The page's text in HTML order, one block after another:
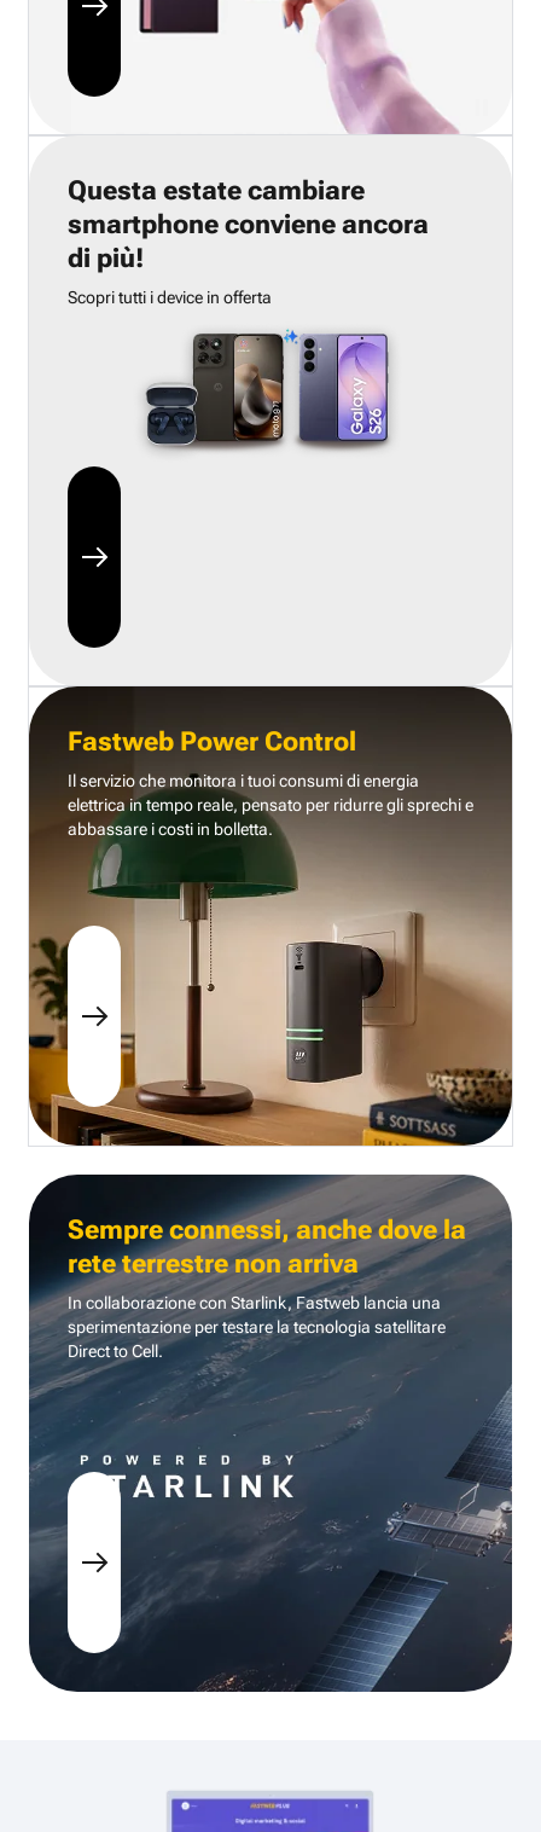
Questa estate cambiare
smartphone conviene ancora
di più!
Scopri tutti i device in offerta
Fastweb Power Control
Il servizio che monitora i tuoi consumi di energia
elettrica in tempo reale, pensato per ridurre gli sprechi e
abbassare i costi in bolletta.
Sempre connessi, anche dove la
rete terrestre non arriva
In collaborazione con Starlink, Fastweb lancia una
sperimentazione per testare la tecnologia satellitare
Direct to Cell.